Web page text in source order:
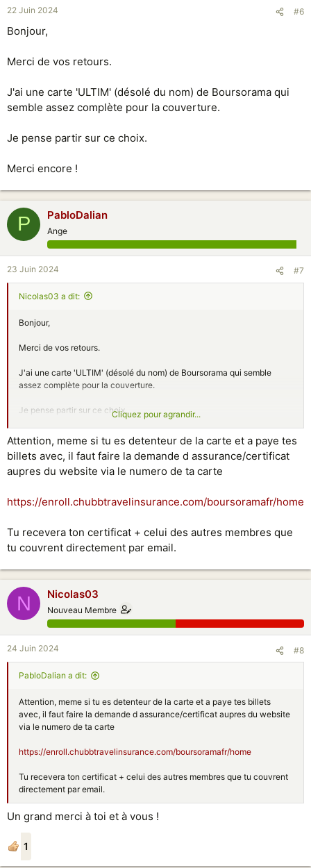
22 Juin 2024 #6
Bonjour,
Merci de vos retours.
J'ai une carte 'ULTIM' (désolé du nom) de Boursorama qui
semble assez complète pour la couverture.
Je pense partir sur ce choix.
Merci encore !
P PabloDalian
Ange
23 Juin 2024 #7
Nicolas03 a dit:
Bonjour,
Merci de vos retours.
J'ai une carte 'ULTIM' (désolé du nom) de Boursorama qui semble
assez complète pour la couverture.
Je pense partir sur ce choix.
Merci encore !
Cliquez pour agrandir...
Attention, meme si tu es detenteur de la carte et a paye tes
billets avec, il faut faire la demande d assurance/certificat
aupres du website via le numero de ta carte
https://enroll.chubbtravelinsurance.com/boursoramafr/home
Tu recevera ton certificat + celui des autres membres que
tu couvrent directement par email.
N Nicolas03
Nouveau Membre
24 Juin 2024 #8
PabloDalian a dit:
Attention, meme si tu es detenteur de la carte et a paye tes billets
avec, il faut faire la demande d assurance/certificat aupres du website
via le numero de ta carte
https://enroll.chubbtravelinsurance.com/boursoramafr/home
Tu recevera ton certificat + celui des autres membres que tu couvrent
directement par email.
Un grand merci à toi et à vous !
1